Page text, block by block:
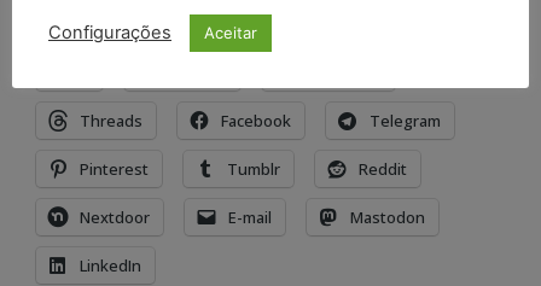
Compartilhe isso:
Threads Facebook Telegram
Pinterest Tumblr Reddit
Nextdoor E-mail Mastodon
LinkedIn
Configurações Aceitar